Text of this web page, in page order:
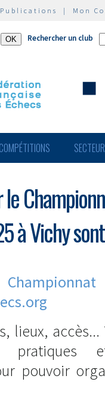
Publications | Mon
Rechercher un club
COMPÉTITIONS
à Vichy
lieux,
pratiques
pouvoir